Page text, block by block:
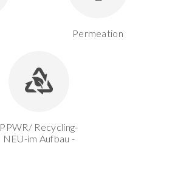
Permeation
PPWR/ Recycling-
NEU-im Aufbau -